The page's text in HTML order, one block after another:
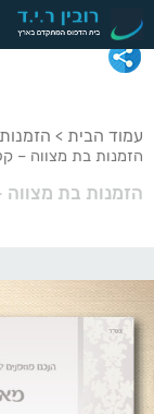
עמוד הבית >
הזמנות בת מצווה –
הזמנות בת מצווה –